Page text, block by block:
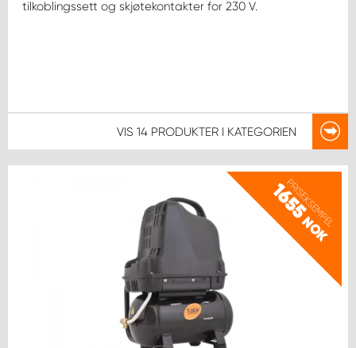
tilkoblingssett og skjøtekontakter for 230 V.
VIS 14 PRODUKTER I KATEGORIEN
PRISEKSEMPEL
1655
NOK